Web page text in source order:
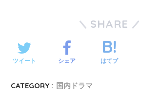
SHARE
ツイート シェア はてブ
CATEGORY : 国内ドラマ